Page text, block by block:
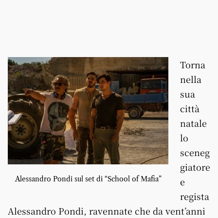
Alessandro Pondi sul set di “School of Mafia”
Torna
nella
sua
città
natale
lo
sceneg
giatore
e
regista
Alessandro Pondi, ravennate che da vent’anni